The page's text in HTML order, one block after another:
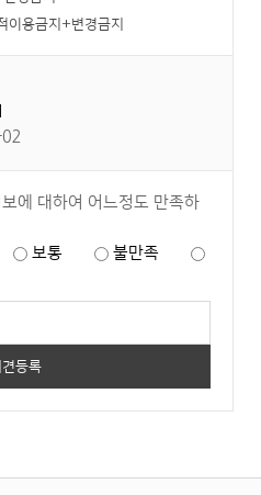
이용금지+변경금지
에 대하여 어느정도 만족하
보통
불만족